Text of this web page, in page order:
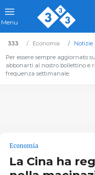
Menu
333 Economia
Notizie
Per essere sempre aggiornato
abbonarti al nostro bollettino e
frequenza settimanale.
Economia
La Cina ha